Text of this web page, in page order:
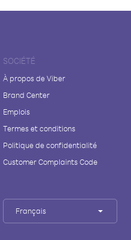
SOCIÉTÉ
À propos de Viber
Brand Center
Emplois
Termes et conditions
Politique de confidentialité
Customer Complaints Code
Français